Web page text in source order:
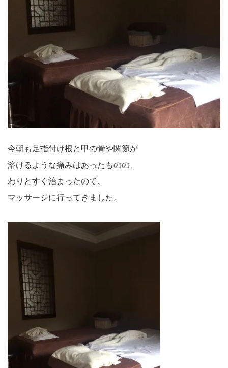
今朝も足指付け根と甲の骨や関節が
溶けるような痛みはあったものの、
わりとすぐ治まったので、
マッサージに行ってきました。